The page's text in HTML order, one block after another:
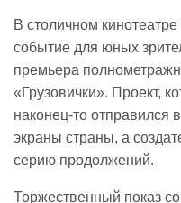
В столичном
событие для юных
премьера
«Грузовички». Проект,
наконец-то отправился
экраны страны, а
серию продолжений.
Торжественный показ